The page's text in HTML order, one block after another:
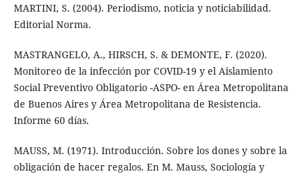
MARTINI, S. (2004). Periodismo, noticia y noticiabilidad.
Editorial Norma.
MASTRANGELO, A., HIRSCH, S. & DEMONTE, F. (2020).
Monitoreo de la infección por COVID-19 y el Aislamiento
Social Preventivo Obligatorio -ASPO- en Área Metropolitana
de Buenos Aires y Área Metropolitana de Resistencia.
Informe 60 días.
MAUSS, M. (1971). Introducción. Sobre los dones y sobre la
obligación de hacer regalos. En M. Mauss, Sociología y